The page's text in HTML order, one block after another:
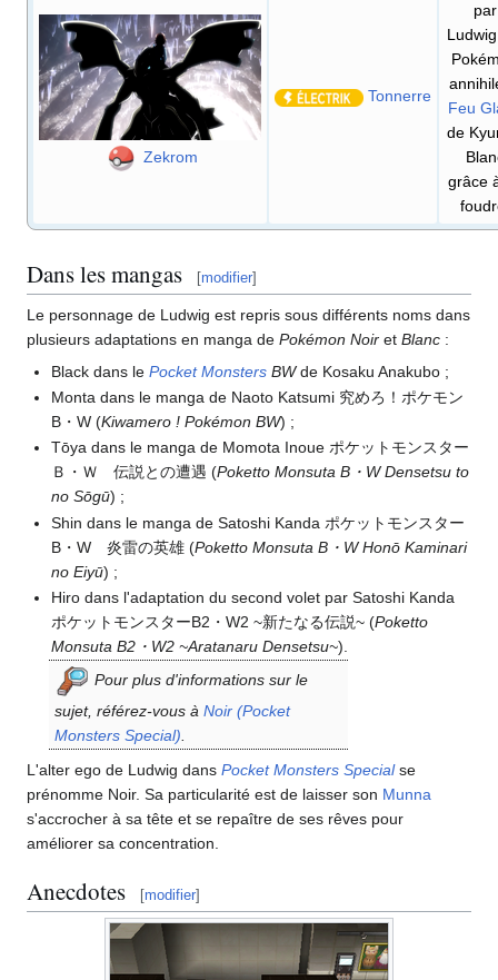
Zekrom
Tonnerre
par
Feu
de
grâce
Dans les mangas [modifier]
Le personnage de Ludwig est repris sous différents noms dans
plusieurs adaptations en manga de Pokémon Noir et Blanc :
Black dans lePocket Monsters BWde Kosaku Anakubo ;
Monta dans le manga de Naoto Katsumi 究めろ！ポケモン
B・W (Kiwamero ! Pokémon BW) ;
Tōya dans le manga de Momota Inoue ポケットモンスター
Ｂ・Ｗ 伝説との遭遇 (Poketto Monsuta B・W Densetsu to
no Sōgū) ;
Shin dans le manga de Satoshi Kanda ポケットモンスター
B・W 炎雷の英雄 (Poketto Monsuta B・W Honō Kaminari
no Eiyū) ;
Hiro dans l'adaptation du second volet par Satoshi Kanda
ポケットモンスターB2・W2 ~新たなる伝説~ (Poketto
Monsuta B2・W2 ~Aratanaru Densetsu~).
Pour plus d'informations sur le
sujet, référez-vous à Noir (Pocket
Monsters Special).
L'alter ego de Ludwig dans Pocket Monsters Specialse
prénomme Noir. Sa particularité est de laisser son Munna
s'accrocher à sa tête et se repaître de ses rêves pour
améliorer sa concentration.
Anecdotes [modifier]